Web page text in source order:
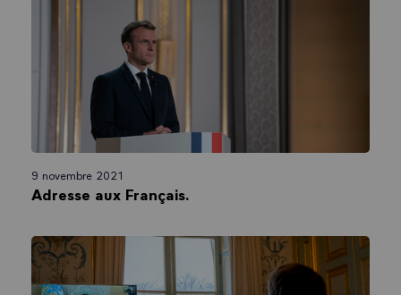
9 novembre 2021
Adresse aux Français.